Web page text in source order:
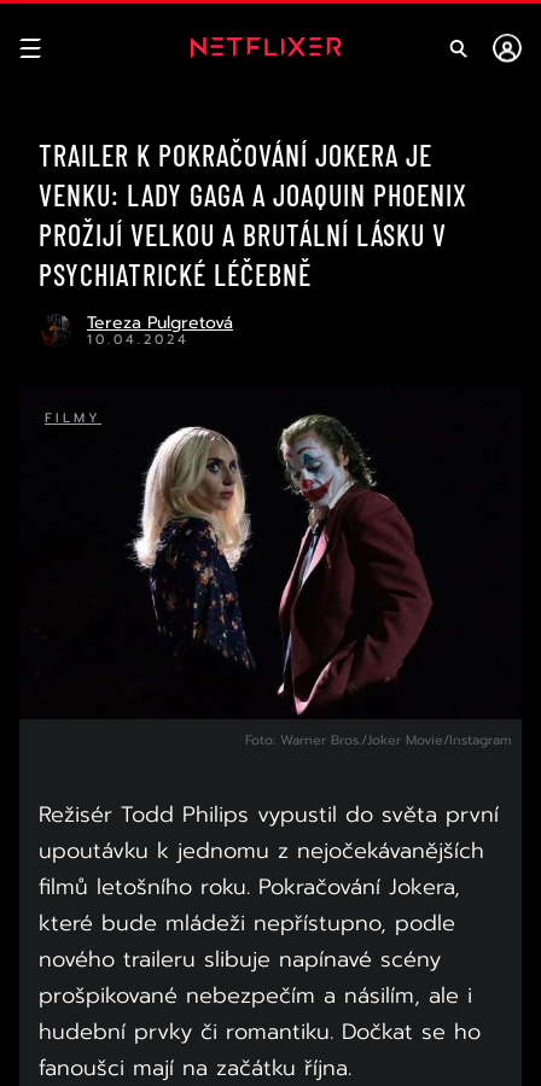
TRAILER K POKRAČOVÁNÍ JOKERA JE
VENKU: LADY GAGA A JOAQUIN PHOENIX
PROŽIJÍ VELKOU A BRUTÁLNÍ LÁSKU V
PSYCHIATRICKÉ LÉČEBNĚ
Tereza Pulgretová
10.04.2024
FILMY
Foto: Warner Bros./Joker Movie/Instagram
Režisér Todd Philips vypustil do světa první
upoutávku k jednomu z nejočekávanějších
filmů letošního roku. Pokračování Jokera,
které bude mládeži nepřístupno, podle
nového traileru slibuje napínavé scény
prošpikované nebezpečím a násilím, ale i
hudební prvky či romantiku. Dočkat se ho
fanoušci mají na začátku října.